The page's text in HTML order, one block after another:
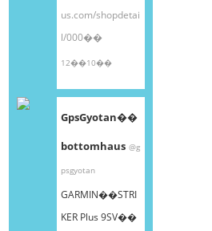
us.com/shopdetai
l/000��
12��10��
GpsGyotan��
bottomhaus @g
psgyotan
GARMIN��STRI
KER Plus 9SV��